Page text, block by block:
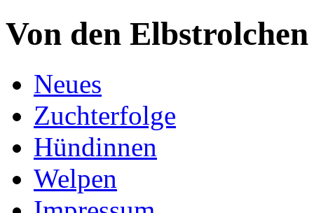
Von den Elbstrolchen
Neues
Zuchterfolge
Hündinnen
Welpen